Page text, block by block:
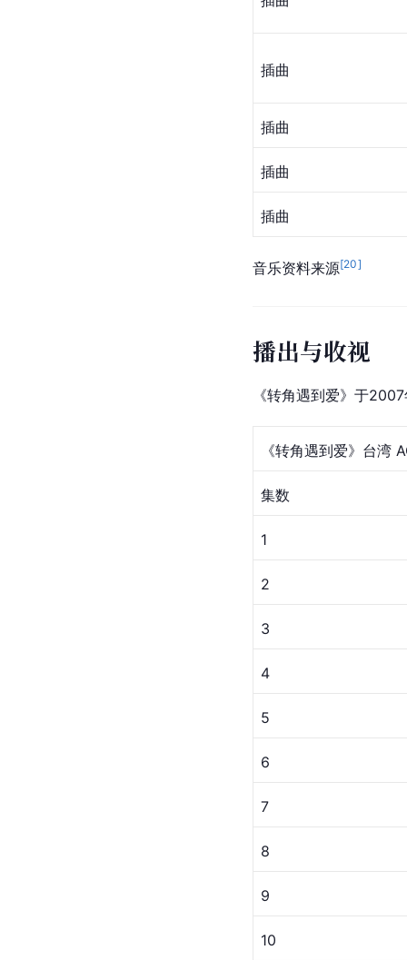
插曲
插曲
插曲
插曲
音乐资料来源[20]
播出与收视
《转角遇到爱》于
《转角遇到爱》台湾
集数
1
2
3
4
5
6
7
8
9
10